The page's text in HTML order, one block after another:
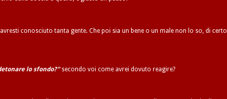
conosciuto tanta gente. Che poi sia un bene o un male non lo so, di certo
lo sfondo?"secondo voi come avrei dovuto reagire?